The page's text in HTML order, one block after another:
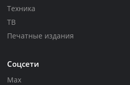
Техника
ТВ
Печатные издания
Соцсети
Max